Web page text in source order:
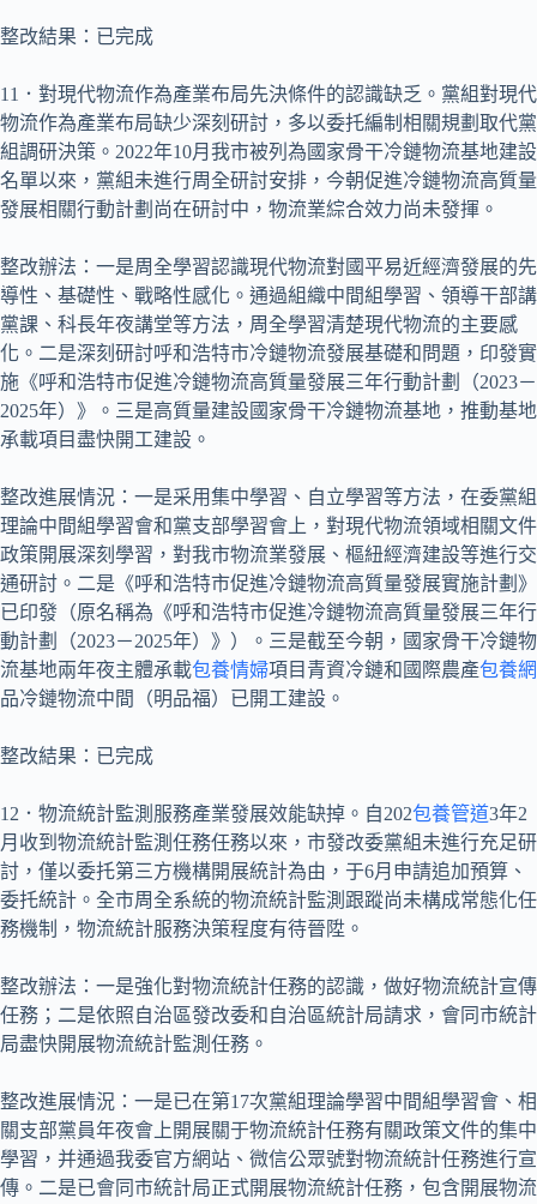
整改結果：已完成
11．對現代物流作為產業布局先決條件的認識缺乏。黨組對現代
物流作為產業布局缺少深刻研討，多以委托編制相關規劃取代黨
組調研決策。2022年10月我市被列為國家骨干冷鏈物流基地建設
名單以來，黨組未進行周全研討安排，今朝促進冷鏈物流高質量
發展相關行動計劃尚在研討中，物流業綜合效力尚未發揮。
整改辦法：一是周全學習認識現代物流對國平易近經濟發展的先
導性、基礎性、戰略性感化。通過組織中間組學習、領導干部講
黨課、科長年夜講堂等方法，周全學習清楚現代物流的主要感
化。二是深刻研討呼和浩特市冷鏈物流發展基礎和問題，印發實
施《呼和浩特市促進冷鏈物流高質量發展三年行動計劃（2023－
2025年）》。三是高質量建設國家骨干冷鏈物流基地，推動基地
承載項目盡快開工建設。
整改進展情況：一是采用集中學習、自立學習等方法，在委黨組
理論中間組學習會和黨支部學習會上，對現代物流領域相關文件
政策開展深刻學習，對我市物流業發展、樞紐經濟建設等進行交
通研討。二是《呼和浩特市促進冷鏈物流高質量發展實施計劃》
已印發（原名稱為《呼和浩特市促進冷鏈物流高質量發展三年行
動計劃（2023－2025年）》）。三是截至今朝，國家骨干冷鏈物
流基地兩年夜主體承載包養情婦項目青資冷鏈和國際農產包養網
品冷鏈物流中間（明品福）已開工建設。
整改結果：已完成
12．物流統計監測服務產業發展效能缺掉。自202包養管道3年2
月收到物流統計監測任務任務以來，市發改委黨組未進行充足研
討，僅以委托第三方機構開展統計為由，于6月申請追加預算、
委托統計。全市周全系統的物流統計監測跟蹤尚未構成常態化任
務機制，物流統計服務決策程度有待晉陞。
整改辦法：一是強化對物流統計任務的認識，做好物流統計宣傳
任務；二是依照自治區發改委和自治區統計局請求，會同市統計
局盡快開展物流統計監測任務。
整改進展情況：一是已在第17次黨組理論學習中間組學習會、相
關支部黨員年夜會上開展關于物流統計任務有關政策文件的集中
學習，并通過我委官方網站、微信公眾號對物流統計任務進行宣
傳。二是已會同市統計局正式開展物流統計任務，包含開展物流